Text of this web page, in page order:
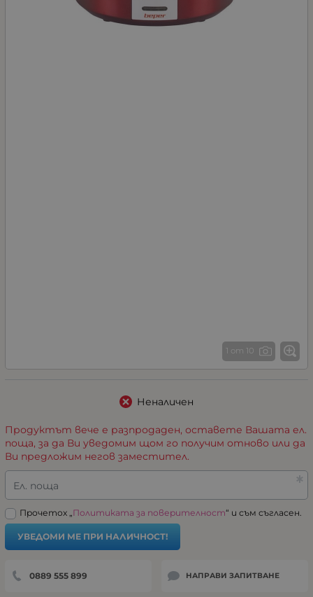
1 от 10
Неналичен
Продуктът вече е разпродаден, оставете Вашата ел.
поща, за да Ви уведомим щом го получим отново или да
Ви предложим негов заместител.
Ел. поща
Прочетох „Политиката за поверителност“ и съм съгласен.
УВЕДОМИ МЕ ПРИ НАЛИЧНОСТ!
0889 555 899 НАПРАВИ ЗАПИТВАНЕ